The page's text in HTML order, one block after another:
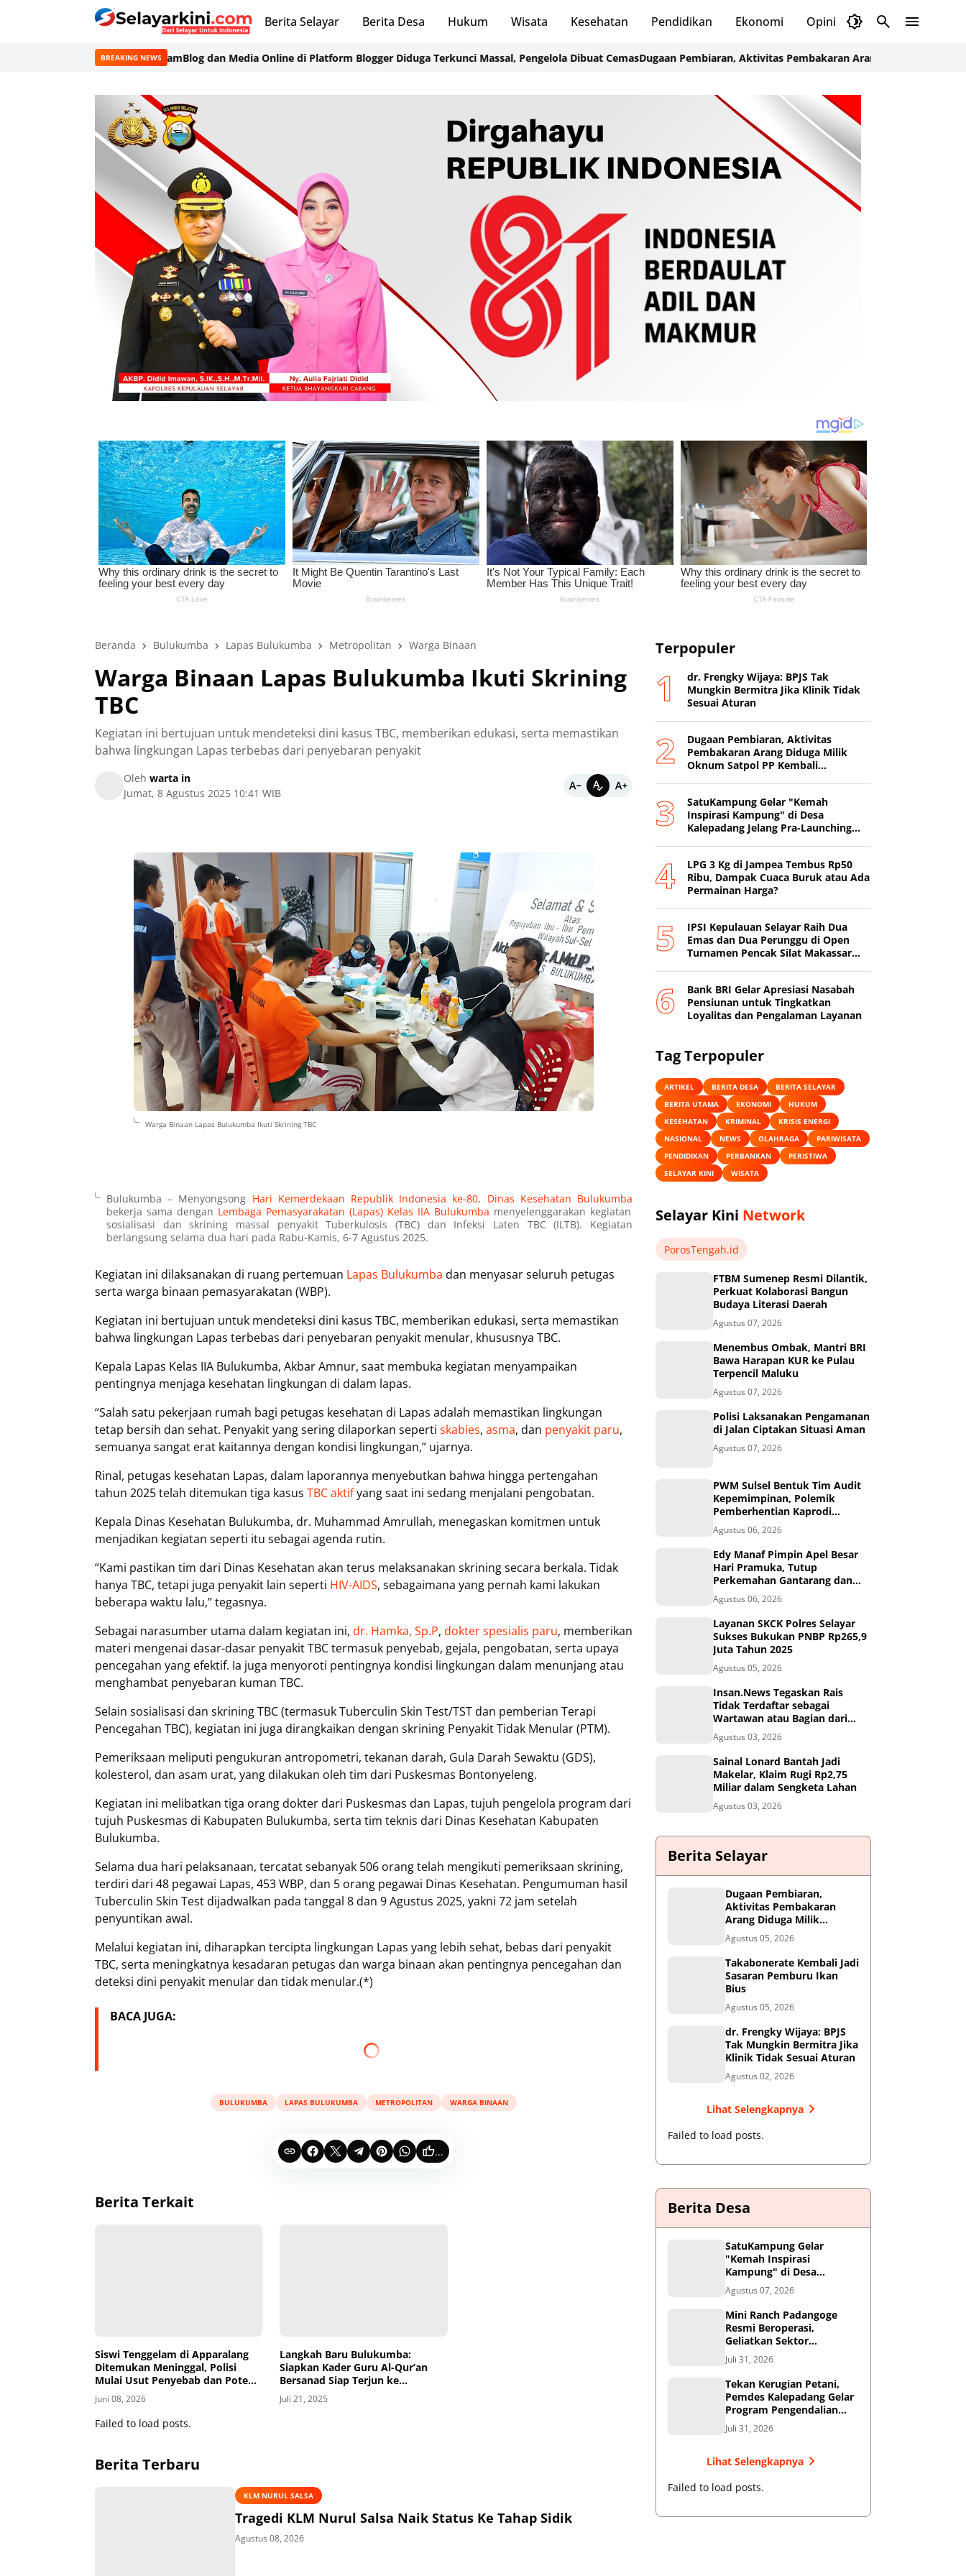
Berita Selayar Berita Desa Hukum Wisata Kesehatan Pendidikan Ekonomi Opini Selayar Kini
BREAKING NEWS
Pra-Launching ProgramBlog dan Media Online di Platform Blogger Diduga Terkunci Massal, Pengelola Dibuat CemasDugaan Pembiaran, Aktivitas Pembakaran Arang Diduga Milik Oknum
Beranda Bulukumba Lapas Bulukumba Metropolitan Warga Binaan
Warga Binaan Lapas Bulukumba Ikuti Skrining
TBC
Kegiatan ini bertujuan untuk mendeteksi dini kasus TBC, memberikan edukasi, serta memastikan
bahwa lingkungan Lapas terbebas dari penyebaran penyakit
Oleh warta in
Jumat, 8 Agustus 2025 10:41 WIB
Warga Binaan Lapas Bulukumba Ikuti Skrining TBC
Bulukumba – Menyongsong Hari Kemerdekaan Republik Indonesia ke-80, Dinas Kesehatan Bulukumba
bekerja sama dengan Lembaga Pemasyarakatan (Lapas) Kelas IIA Bulukumba menyelenggarakan kegiatan
sosialisasi dan skrining massal penyakit Tuberkulosis (TBC) dan Infeksi Laten TBC (ILTB). Kegiatan
berlangsung selama dua hari pada Rabu-Kamis, 6-7 Agustus 2025.
Kegiatan ini dilaksanakan di ruang pertemuan Lapas Bulukumba dan menyasar seluruh petugas
serta warga binaan pemasyarakatan (WBP).
Kegiatan ini bertujuan untuk mendeteksi dini kasus TBC, memberikan edukasi, serta memastikan
bahwa lingkungan Lapas terbebas dari penyebaran penyakit menular, khususnya TBC.
Kepala Lapas Kelas IIA Bulukumba, Akbar Amnur, saat membuka kegiatan menyampaikan
pentingnya menjaga kesehatan lingkungan di dalam lapas.
“Salah satu pekerjaan rumah bagi petugas kesehatan di Lapas adalah memastikan lingkungan
tetap bersih dan sehat. Penyakit yang sering dilaporkan seperti skabies, asma, dan penyakit paru,
semuanya sangat erat kaitannya dengan kondisi lingkungan,” ujarnya.
Rinal, petugas kesehatan Lapas, dalam laporannya menyebutkan bahwa hingga pertengahan
tahun 2025 telah ditemukan tiga kasus TBC aktifyang saat ini sedang menjalani pengobatan.
Kepala Dinas Kesehatan Bulukumba, dr. Muhammad Amrullah, menegaskan komitmen untuk
menjadikan kegiatan seperti itu sebagai agenda rutin.
“Kami pastikan tim dari Dinas Kesehatan akan terus melaksanakan skrining secara berkala. Tidak
hanya TBC, tetapi juga penyakit lain seperti HIV-AIDS, sebagaimana yang pernah kami lakukan
beberapa waktu lalu,” tegasnya.
Sebagai narasumber utama dalam kegiatan ini, dr. Hamka, Sp.P, dokter spesialis paru, memberikan
materi mengenai dasar-dasar penyakit TBC termasuk penyebab, gejala, pengobatan, serta upaya
pencegahan yang efektif. Ia juga menyoroti pentingnya kondisi lingkungan dalam menunjang atau
menghambat penyebaran kuman TBC.
Selain sosialisasi dan skrining TBC (termasuk Tuberculin Skin Test/TST dan pemberian Terapi
Pencegahan TBC), kegiatan ini juga dirangkaikan dengan skrining Penyakit Tidak Menular (PTM).
Pemeriksaan meliputi pengukuran antropometri, tekanan darah, Gula Darah Sewaktu (GDS),
kolesterol, dan asam urat, yang dilakukan oleh tim dari Puskesmas Bontonyeleng.
Kegiatan ini melibatkan tiga orang dokter dari Puskesmas dan Lapas, tujuh pengelola program dari
tujuh Puskesmas di Kabupaten Bulukumba, serta tim teknis dari Dinas Kesehatan Kabupaten
Bulukumba.
Selama dua hari pelaksanaan, tercatat sebanyak 506 orang telah mengikuti pemeriksaan skrining,
terdiri dari 48 pegawai Lapas, 453 WBP, dan 5 orang pegawai Dinas Kesehatan. Pengumuman hasil
Tuberculin Skin Test dijadwalkan pada tanggal 8 dan 9 Agustus 2025, yakni 72 jam setelah
penyuntikan awal.
Melalui kegiatan ini, diharapkan tercipta lingkungan Lapas yang lebih sehat, bebas dari penyakit
TBC, serta meningkatnya kesadaran petugas dan warga binaan akan pentingnya pencegahan dan
deteksi dini penyakit menular dan tidak menular.(*)
BACA JUGA:
BULUKUMBA LAPAS BULUKUMBA METROPOLITAN WARGA BINAAN
...
Berita Terkait
Siswi Tenggelam di Apparalang
Ditemukan Meninggal, Polisi
Mulai Usut Penyebab dan Potensi
Kelalaian
Juni 08, 2026
Langkah Baru Bulukumba:
Siapkan Kader Guru Al-Qur’an
Bersanad Siap Terjun ke
Masyarakat
Juli 21, 2025
Failed to load posts.
Berita Terbaru
KLM NURUL SALSA
Tragedi KLM Nurul Salsa Naik Status Ke Tahap Sidik
Agustus 08, 2026
Terpopuler
dr. Frengky Wijaya: BPJS Tak
Mungkin Bermitra Jika Klinik Tidak
Sesuai Aturan
Dugaan Pembiaran, Aktivitas
Pembakaran Arang Diduga Milik
Oknum Satpol PP Kembali
SatuKampung Gelar "Kemah
Inspirasi Kampung" di Desa
Kalepadang Jelang Pra-Launching
‎LPG 3 Kg di Jampea Tembus Rp50
Ribu, Dampak Cuaca Buruk atau Ada
Permainan Harga? ‎
IPSI Kepulauan Selayar Raih Dua
Emas dan Dua Perunggu di Open
Turnamen Pencak Silat Makassar
‎Bank BRI Gelar Apresiasi Nasabah
Pensiunan untuk Tingkatkan
Loyalitas dan Pengalaman Layanan
Tag Terpopuler
ARTIKEL BERITA DESA
BERITA SELAYAR
BERITA UTAMA
EKONOMI
HUKUM
KESEHATAN
KRIMINAL
KRISIS ENERGI
NASIONAL
NEWS OLAHRAGA
PARIWISATA
PENDIDIKAN
PERBANKAN
PERISTIWA
SELAYAR KINI
WISATA
Selayar Kini Network
PorosTengah.id
FTBM Sumenep Resmi Dilantik,
Perkuat Kolaborasi Bangun
Budaya Literasi Daerah
Agustus 07, 2026
Menembus Ombak, Mantri BRI
Bawa Harapan KUR ke Pulau
Terpencil Maluku
Agustus 07, 2026
Polisi Laksanakan Pengamanan
di Jalan Ciptakan Situasi Aman
Agustus 07, 2026
PWM Sulsel Bentuk Tim Audit
Kepemimpinan, Polemik
Pemberhentian Kaprodi
Unmuh Barru Masuk Tahap
Penyelidikan
Agustus 06, 2026
Edy Manaf Pimpin Apel Besar
Hari Pramuka, Tutup
Perkemahan Gantarang dan
Lepas Kontingen Jamnas XII
2026
Agustus 06, 2026
Layanan SKCK Polres Selayar
Sukses Bukukan PNBP Rp265,9
Juta Tahun 2025
Agustus 05, 2026
Insan.News Tegaskan Rais
Tidak Terdaftar sebagai
Wartawan atau Bagian dari
Redaksi
Agustus 03, 2026
Sainal Lonard Bantah Jadi
Makelar, Klaim Rugi Rp2,75
Miliar dalam Sengketa Lahan
Agustus 03, 2026
Berita Selayar
Dugaan Pembiaran,
Aktivitas Pembakaran
Arang Diduga Milik
Oknum Satpol PP Kembali
Beroperasi
Agustus 05, 2026
Takabonerate Kembali Jadi
Sasaran Pemburu Ikan
Bius
Agustus 05, 2026
dr. Frengky Wijaya: BPJS
Tak Mungkin Bermitra Jika
Klinik Tidak Sesuai Aturan
Agustus 02, 2026
Lihat Selengkapnya
Failed to load posts.
Berita Desa
SatuKampung Gelar
"Kemah Inspirasi
Kampung" di Desa
Kalepadang Jelang Pra-
Launching Program
Agustus 07, 2026
‎Mini Ranch Padangoge
Resmi Beroperasi,
Geliatkan Sektor
Peternakan Sapi di
Kepulauan Selayar ‎
Juli 31, 2026
Tekan Kerugian Petani,
Pemdes Kalepadang Gelar
Program Pengendalian
Hama Tupai
Juli 31, 2026
Lihat Selengkapnya
Failed to load posts.